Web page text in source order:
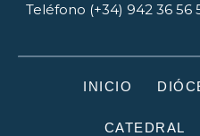
Teléfono (+34) 942 36 56
INICIO
CATEDRAL